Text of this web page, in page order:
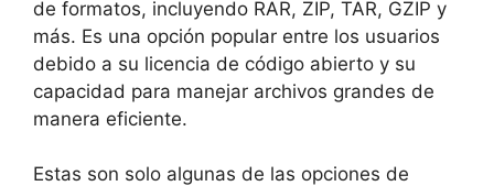
de formatos, incluyendo RAR, ‍ZIP, TAR, GZIP y
más. Es una opción popular entre los usuarios
debido a su licencia de⁢ código ⁤abierto y su
capacidad ‍para manejar ‍archivos grandes de
manera ⁤eficiente.
Estas son‍ solo algunas ‍de las opciones ⁤de